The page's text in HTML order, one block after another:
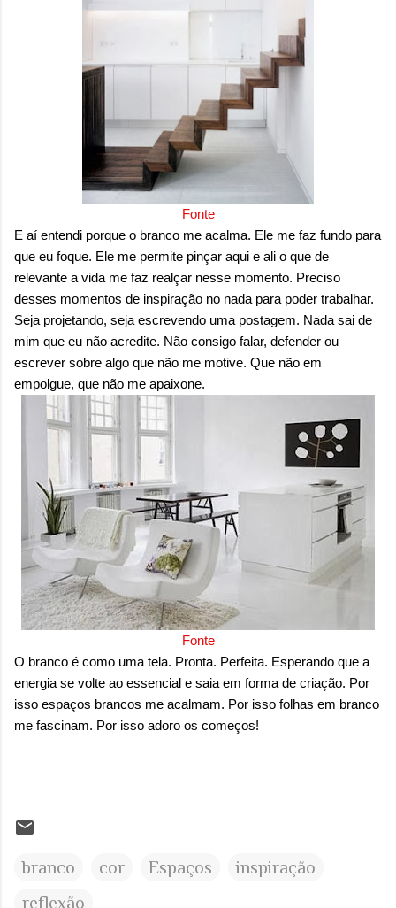
Fonte
E aí entendi porque o branco me acalma. Ele me faz fundo para
que eu foque. Ele me permite pinçar aqui e ali o que de
relevante a vida me faz realçar nesse momento. Preciso
desses momentos de inspiração no nada para poder trabalhar.
Seja projetando, seja escrevendo uma postagem. Nada sai de
mim que eu não acredite. Não consigo falar, defender ou
escrever sobre algo que não me motive. Que não em
empolgue, que não me apaixone.
Fonte
O branco é como uma tela. Pronta. Perfeita. Esperando que a
energia se volte ao essencial e saia em forma de criação. Por
isso espaços brancos me acalmam. Por isso folhas em branco
me fascinam. Por isso adoro os começos!
branco cor Espaços
inspiração
reflexão